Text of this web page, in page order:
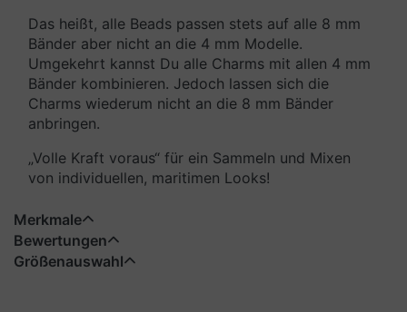
Das heißt, alle Beads passen stets auf alle 8 mm
Bänder aber nicht an die 4 mm Modelle.
Umgekehrt kannst Du alle Charms mit allen 4 mm
Bänder kombinieren. Jedoch lassen sich die
Charms wiederum nicht an die 8 mm Bänder
anbringen.
„Volle Kraft voraus“ für ein Sammeln und Mixen
von individuellen, maritimen Looks!
Merkmale
Bewertungen
Größenauswahl